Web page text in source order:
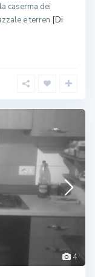
caserma dei
e terren [Di
4